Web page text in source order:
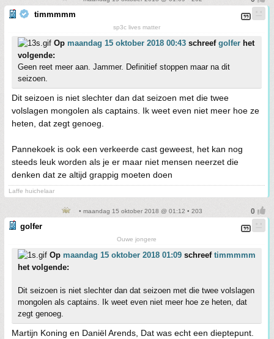
timmmmm
sp3c lives matter
Op maandag 15 oktober 2018 00:43 schreef golfer het
volgende:
Geen reet meer aan. Jammer. Definitief stoppen maar na dit
seizoen.
Dit seizoen is niet slechter dan dat seizoen met die twee
volslagen mongolen als captains. Ik weet even niet meer hoe ze
heten, dat zegt genoeg.
Pannekoek is ook een verkeerde cast geweest, het kan nog
steeds leuk worden als je er maar niet mensen neerzet die
denken dat ze altijd grappig moeten doen
Laffe huichelaar
• maandag 15 oktober 2018 @ 01:12 • 203
golfer
Ouwe jongere
Op maandag 15 oktober 2018 01:09 schreef timmmmm
het volgende:
Dit seizoen is niet slechter dan dat seizoen met die twee volslagen
mongolen als captains. Ik weet even niet meer hoe ze heten, dat
zegt genoeg.
Martijn Koning en Daniël Arends, Dat was echt een dieptepunt.